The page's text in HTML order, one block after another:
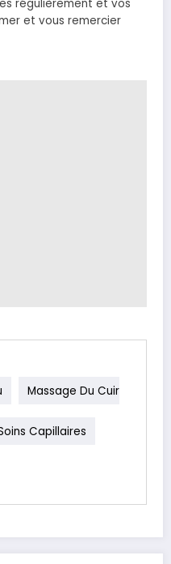
régulièrement et vos
et vous remercier
Massage Du Cuir
Capillaires